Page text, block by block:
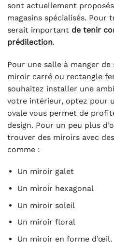
sont actuellement
magasins spécialisés. Pour
serait important de tenir
prédilection.
Pour une salle à manger
miroir carré ou rectangle
souhaitez installer une
votre intérieur, optez pour
ovale vous permet de
design. Pour un peu plus
trouver des miroirs avec
comme :
Un miroir galet
Un miroir hexagonal
Un miroir soleil
Un miroir floral
Un miroir en forme d’œil.